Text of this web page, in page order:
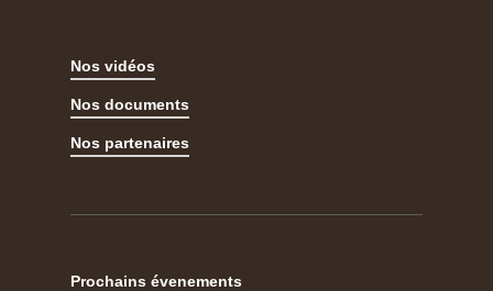
Nos vidéos
Nos documents
Nos partenaires
Prochains évenements